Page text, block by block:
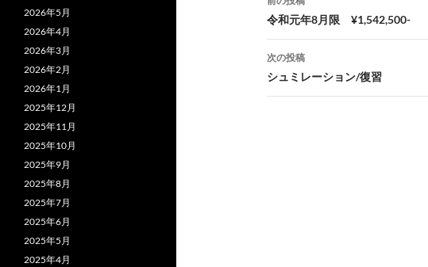
稿
ナ
ビ
ゲ
令和元年8月限 ¥1,542,500-
次の投稿
シュミレーション/復習
2026年5月
2026年4月
2026年3月
2026年2月
2026年1月
2025年12月
2025年11月
2025年10月
2025年9月
2025年8月
2025年7月
2025年6月
2025年5月
2025年4月